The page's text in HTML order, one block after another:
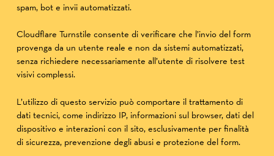
spam, bot e invii automatizzati.
Cloudflare Turnstile consente di verificare che l’invio del form
provenga da un utente reale e non da sistemi automatizzati,
senza richiedere necessariamente all’utente di risolvere test
visivi complessi.
L’utilizzo di questo servizio può comportare il trattamento di
dati tecnici, come indirizzo IP, informazioni sul browser, dati del
dispositivo e interazioni con il sito, esclusivamente per finalità
di sicurezza, prevenzione degli abusi e protezione del form.